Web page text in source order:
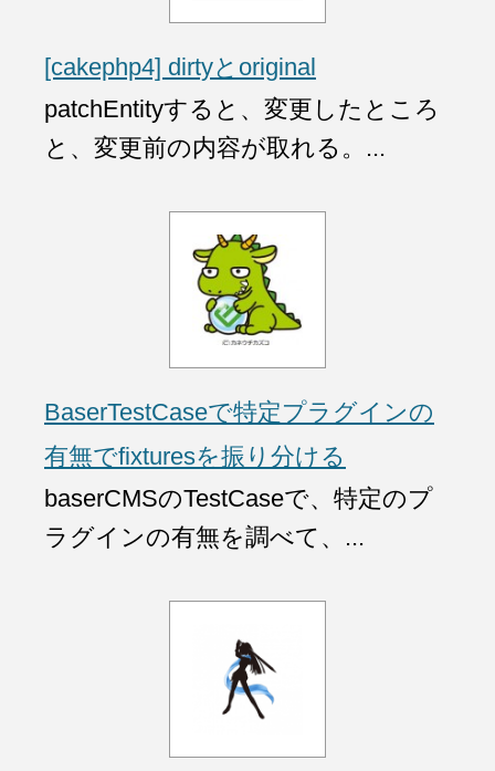
[cakephp4] dirtyとoriginal
patchEntityすると、変更したところ
と、変更前の内容が取れる。...
BaserTestCaseで特定プラグインの
有無でfixturesを振り分ける
baserCMSのTestCaseで、特定のプ
ラグインの有無を調べて、...